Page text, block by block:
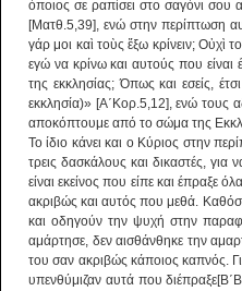
όποιος σε ραπίσει στο σαγόνι σου
[Ματθ.5,39], ενώ στην περίπτωση
γάρ μοι καὶ τοὺς ἔξω κρίνειν; Οὐχὶ
εγώ να κρίνω και αυτούς που είναι
της εκκλησίας; Όπως και εσείς,
εκκλησία)» [Α΄Κορ.5,12], ενώ τους
αποκόπτουμε από το σώμα της
Το ίδιο κάνει και ο Κύριος στην
τρεις δασκάλους και δικαστές,
είναι εκείνος που είπε και
ακριβώς και αυτός που μεθά.
και οδηγούν την ψυχή στην
αμάρτησε, δεν αισθάνθηκε την
του σαν ακριβώς κάποιος καπνός.
υπενθύμιζαν αυτά που